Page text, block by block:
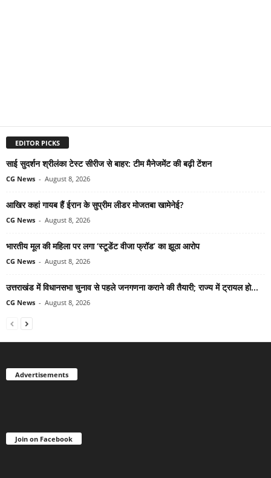
EDITOR PICKS
साई सुदर्शन श्रीलंका टेस्ट सीरीज से बाहर: टीम मैनेजमेंट की बढ़ी टेंशन
CG News - August 8, 2026
आखिर कहां गायब हैं ईरान के सुप्रीम लीडर मोजतबा खामेनेई?
CG News - August 8, 2026
भारतीय मूल की महिला पर लगा ‘स्टूडेंट वीजा फ्रॉड’ का झूठा आरोप
CG News - August 8, 2026
उत्तराखंड में विधानसभा चुनाव से पहले जनगणना कराने की तैयारी; राज्य में ट्रायल हो...
CG News - August 8, 2026
Advertisements
Join on Facebook